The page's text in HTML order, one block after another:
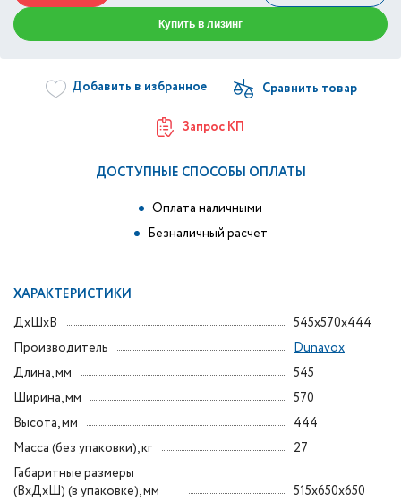
Купить в лизинг
Добавить в избранное
Запрос КП
ДОСТУПНЫЕ СПОСОБЫ ОПЛАТЫ
Оплата наличными
Безналичный расчет
ХАРАКТЕРИСТИКИ
ДxШxВ
545x570x444
Производитель
Dunavox
Длина, мм
545
Ширина, мм
570
Высота, мм
444
Масса (без упаковки), кг
27
Габаритные размеры
(ВxДxШ) (в упаковке), мм
515x650x650